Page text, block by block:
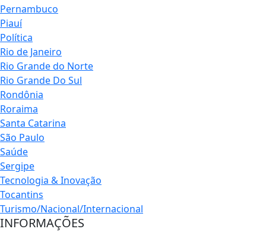
Pernambuco
Piauí
Política
Rio de Janeiro
Rio Grande do Norte
Rio Grande Do Sul
Rondônia
Roraima
Santa Catarina
São Paulo
Saúde
Sergipe
Tecnologia & Inovação
Tocantins
Turismo/Nacional/Internacional
INFORMAÇÕES